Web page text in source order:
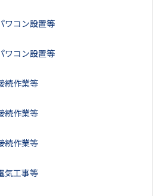
ワコン設置等
ワコン設置等
続作業等
続作業等
続作業等
気工事等